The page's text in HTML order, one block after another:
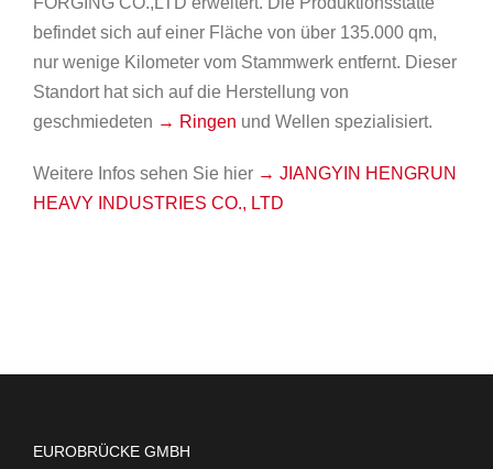
befindet sich auf einer Fläche von über 135.000 qm,
nur wenige Kilometer vom Stammwerk entfernt. Dieser
Standort hat sich auf die Herstellung von
geschmiedeten → Ringen und Wellen spezialisiert.
Weitere Infos sehen Sie hier → J IANGYIN HENGRUN
HEAVY INDUSTRIES CO., LTD
EUROBRÜCKE GMBH